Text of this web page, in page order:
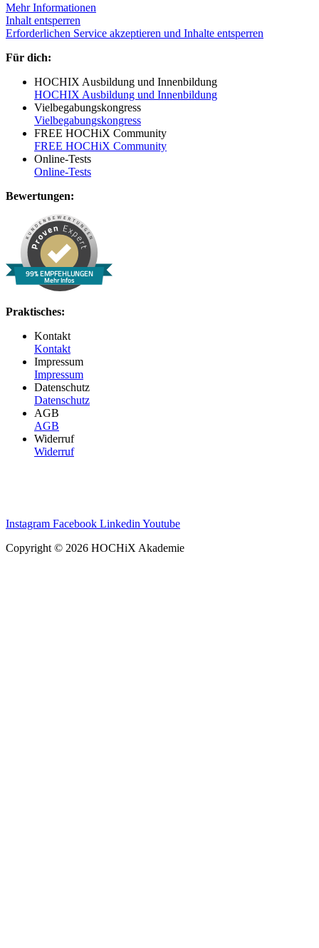
Mehr Informationen
Inhalt entsperren
Erforderlichen Service akzeptieren und Inhalte entsperren
Für dich:
HOCHIX Ausbildung und Innenbildung
HOCHIX Ausbildung und Innenbildung
Vielbegabungskongress
Vielbegabungskongress
FREE HOCHiX Community
FREE HOCHiX Community
Online-Tests
Online-Tests
Bewertungen:
99% EMPFEHLUNGEN
Mehr Infos
Praktisches:
Kontakt
Kontakt
Impressum
Impressum
Datenschutz
Datenschutz
AGB
AGB
Widerruf
Widerruf
Instagram Facebook Linkedin Youtube
Copyright © 2026 HOCHiX Akademie